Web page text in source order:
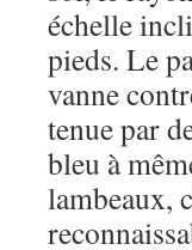
échelle
pieds. Le
vanne
tenue par
bleu à
lambeaux,